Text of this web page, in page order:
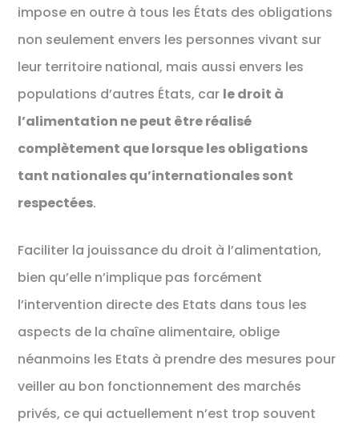
impose en outre à tous les États des obligations
non seulement envers les personnes vivant sur
leur territoire national, mais aussi envers les
populations d’autres États, car le droit à
l’alimentation ne peut être réalisé
complètement que lorsque les obligations
tant nationales qu’internationales sont
respectées.
Faciliter la jouissance du droit à l’alimentation,
bien qu’elle n’implique pas forcément
l’intervention directe des Etats dans tous les
aspects de la chaîne alimentaire, oblige
néanmoins les Etats à prendre des mesures pour
veiller au bon fonctionnement des marchés
privés, ce qui actuellement n’est trop souvent